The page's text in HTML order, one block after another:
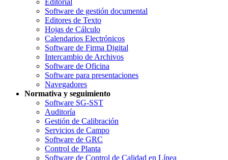
Software de gestión documental
Editores de Texto
Hojas de Cálculo
Calendarios Electrónicos
Software de Firma Digital
Intercambio de Archivos
Software de Oficina
Software para presentaciones
Navegadores
Normativa y seguimiento
Software SG-SST
Auditoría
Gestión de Calibración
Servicios de Campo
Software de GRC
Control de Planta
Software de Control de Calidad en Línea